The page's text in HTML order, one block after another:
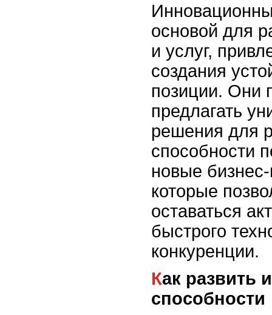
основой для
и услуг,
создания
позиции. Они
предлагать
решения для
способности
новые
которые
оставаться
быстрого
конкуренции.
Как развить инновационные
способности